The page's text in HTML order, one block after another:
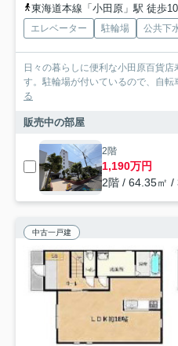
東海道本線「小田原」駅 徒歩
エレベーター 駐輪場 公共下
日々の暮らしに便利な小田原百貨
す。駐輪場が付いているので、自転
る
販売中の部屋
2階
1,190万円
2階 / 64.35㎡ /
中古一戸建